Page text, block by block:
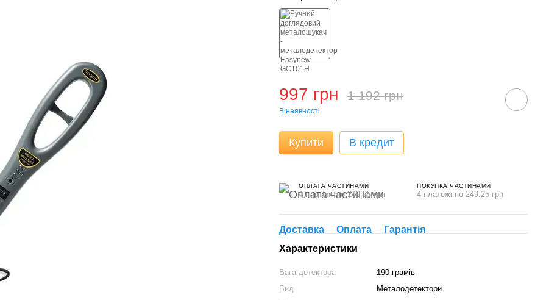
997 грн 1 192 грн
В наявності
Купити В кредит
ОПЛАТА ЧАСТИНАМИ
4 платежі по 249.25 грн
ПОКУПКА ЧАСТИНАМИ
4 платежі по 249.25 грн
Доставка Оплата
Гарантія
Характеристики
Вага детектора
190 грамів
Вид
Металодетектори